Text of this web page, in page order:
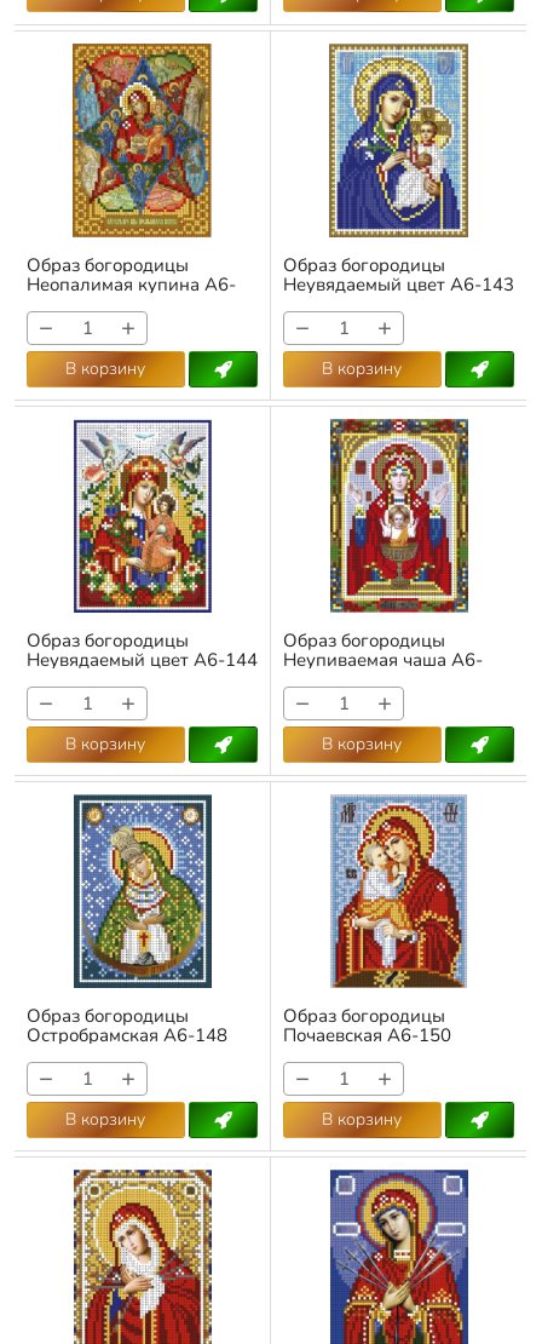
Образ богородицы
Неопалимая купина А6-
− +
В корзину
Образ богородицы
Неувядаемый цвет А6-143
− +
В корзину
Образ богородицы
Неувядаемый цвет А6-144
− +
В корзину
Образ богородицы
Неупиваемая чаша А6-
− +
В корзину
Образ богородицы
Остробрамская А6-148
− +
В корзину
Образ богородицы
Почаевская А6-150
− +
В корзину